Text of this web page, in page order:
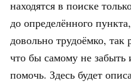
находятся в поиске
до определённого
довольно трудоёмко, так
что бы самому не забыть
помочь. Здесь будет